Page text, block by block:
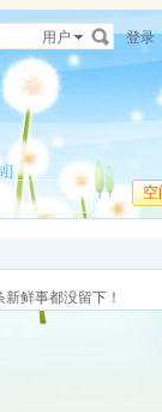
用户 登录
]
空
鲜事都没留下！